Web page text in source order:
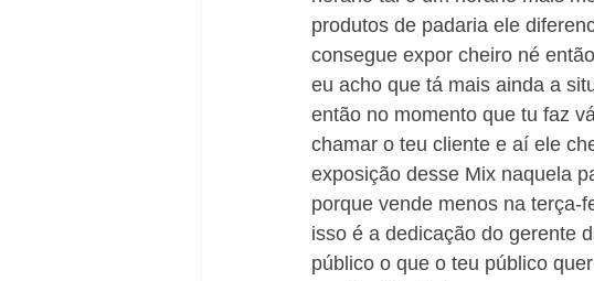
produtos de padaria ele
consegue expor cheiro né
eu acho que tá mais ainda a
então no momento que tu faz
chamar o teu cliente e aí ele
exposição desse Mix naquela
porque vende menos na terça-
isso é a dedicação do gerente
público o que o teu público